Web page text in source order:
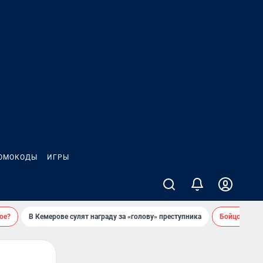
ИГРЫ
В Кемерове сулят награду за «голову» преступника Бойцовский